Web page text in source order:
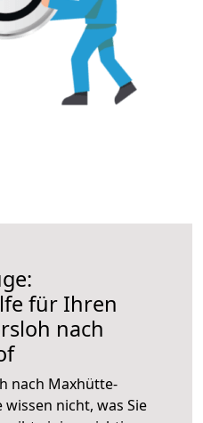
für Ihren
nach
nach Maxhütte-
nicht, was Sie